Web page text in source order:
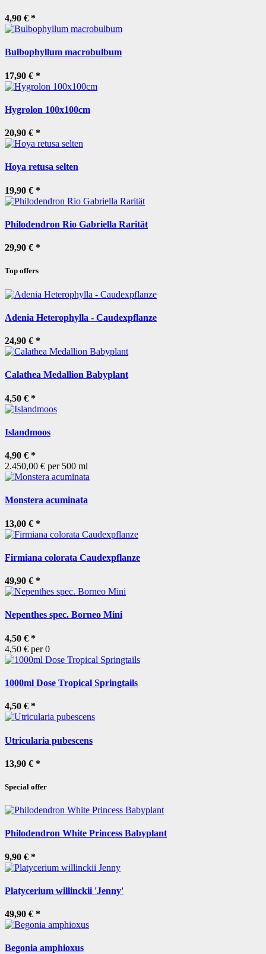
4,90 € *
Bulbophyllum macrobulbum
17,90 € *
Hygrolon 100x100cm
20,90 € *
Hoya retusa selten
19,90 € *
Philodendron Rio Gabriella Rarität
29,90 € *
Top offers
Adenia Heterophylla - Caudexpflanze
24,90 € *
Calathea Medallion Babyplant
4,50 € *
Islandmoos
4,90 € *
2.450,00 € per 500 ml
Monstera acuminata
13,00 € *
Firmiana colorata Caudexpflanze
49,90 € *
Nepenthes spec. Borneo Mini
4,50 € *
4,50 € per 0
1000ml Dose Tropical Springtails
4,50 € *
Utricularia pubescens
13,90 € *
Special offer
Philodendron White Princess Babyplant
9,90 € *
Platycerium willinckii 'Jenny'
49,90 € *
Begonia amphioxus